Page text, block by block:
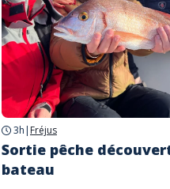
3h | Fréjus
Sortie pêche
bateau